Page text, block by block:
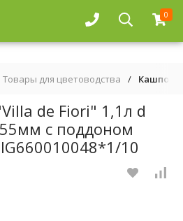
0
Товары для цветоводства / Кашпо
de Fiori" 1,1л d
с поддоном
10